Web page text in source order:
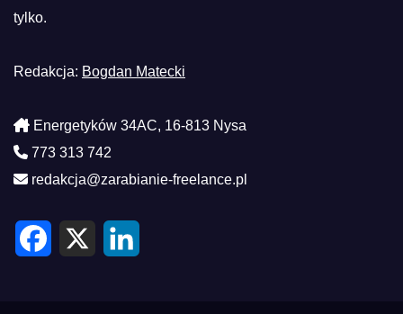
tylko.
Redakcja: Bogdan Matecki
Energetyków 34AC, 16-813 Nysa
773 313 742
redakcja@zarabianie-freelance.pl
F
X